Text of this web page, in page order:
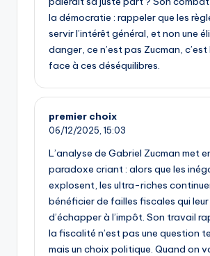
la démocratie : rappeler que les
servir l’intérêt général, et non une
danger, ce n’est pas Zucman, c’est
face à ces déséquilibres.
premier choix
06/12/2025, 15:03
L’analyse de Gabriel Zucman met
paradoxe criant : alors que les
explosent, les ultra-riches
bénéficier de failles fiscales qui
d’échapper à l’impôt. Son travail
la fiscalité n’est pas une question
mais un choix politique. Quand on